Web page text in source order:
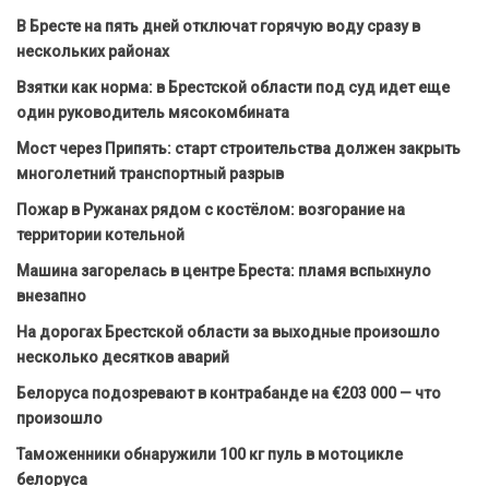
В Бресте на пять дней отключат горячую воду сразу в
нескольких районах
Взятки как норма: в Брестской области под суд идет еще
один руководитель мясокомбината
Мост через Припять: старт строительства должен закрыть
многолетний транспортный разрыв
Пожар в Ружанах рядом с костёлом: возгорание на
территории котельной
Машина загорелась в центре Бреста: пламя вспыхнуло
внезапно
На дорогах Брестской области за выходные произошло
несколько десятков аварий
Белоруса подозревают в контрабанде на €203 000 — что
произошло
Таможенники обнаружили 100 кг пуль в мотоцикле
белоруса